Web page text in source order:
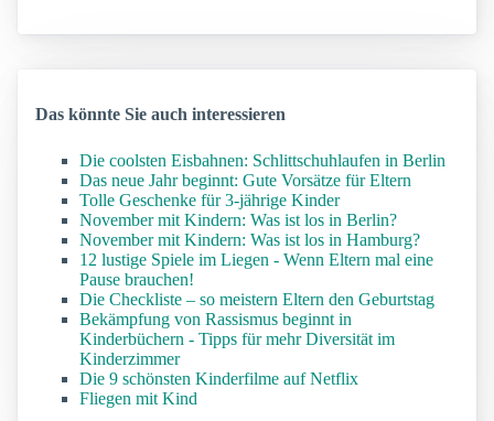
Das könnte Sie auch interessieren
Die coolsten Eisbahnen: Schlittschuhlaufen in Berlin
Das neue Jahr beginnt: Gute Vorsätze für Eltern
Tolle Geschenke für 3-jährige Kinder
November mit Kindern: Was ist los in Berlin?
November mit Kindern: Was ist los in Hamburg?
12 lustige Spiele im Liegen - Wenn Eltern mal eine
Pause brauchen!
Die Checkliste – so meistern Eltern den Geburtstag
Bekämpfung von Rassismus beginnt in
Kinderbüchern - Tipps für mehr Diversität im
Kinderzimmer
Die 9 schönsten Kinderfilme auf Netflix
Fliegen mit Kind